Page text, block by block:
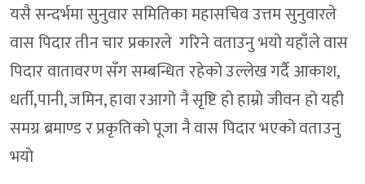
यसै सन्दर्भमा सुनुवार समितिका महासचिव उत्तम सुनुवारले
वास पिदार तीन चार प्रकारले गरिने वताउनु भयो यहाँले वास
पिदार वातावरण सँग सम्बन्धित रहेको उल्लेख गर्दै आकाश,
धर्ती,पानी, जमिन, हावा रआगो नै सृष्टि हो हाम्रो जीवन हो यही
समग्र ब्रमाण्ड र प्रकृतिको पूजा नै वास पिदार भएको वताउनु
भयो